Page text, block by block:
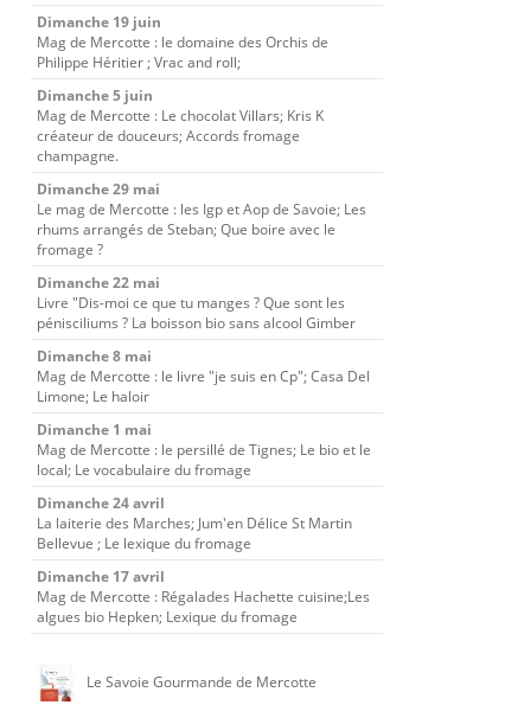
Dimanche 19 juin
Mag de Mercotte : le domaine des Orchis de
Philippe Héritier ; Vrac and roll;
Dimanche 5 juin
Mag de Mercotte : Le chocolat Villars; Kris K
créateur de douceurs; Accords fromage
champagne.
Dimanche 29 mai
Le mag de Mercotte : les Igp et Aop de Savoie; Les
rhums arrangés de Steban; Que boire avec le
fromage ?
Dimanche 22 mai
Livre "Dis-moi ce que tu manges ? Que sont les
pénisciliums ? La boisson bio sans alcool Gimber
Dimanche 8 mai
Mag de Mercotte : le livre "je suis en Cp"; Casa Del
Limone; Le haloir
Dimanche 1 mai
Mag de Mercotte : le persillé de Tignes; Le bio et le
local; Le vocabulaire du fromage
Dimanche 24 avril
La laiterie des Marches; Jum'en Délice St Martin
Bellevue ; Le lexique du fromage
Dimanche 17 avril
Mag de Mercotte : Régalades Hachette cuisine;Les
algues bio Hepken; Lexique du fromage
Le Savoie Gourmande de Mercotte